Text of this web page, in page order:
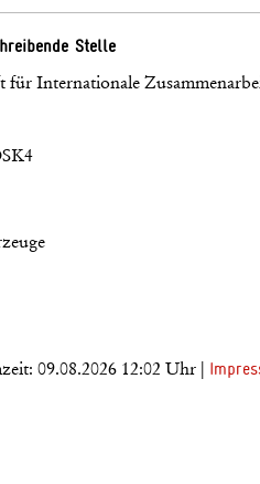
Stelle
für Internationale
09.08.2026 12:02 Uhr |